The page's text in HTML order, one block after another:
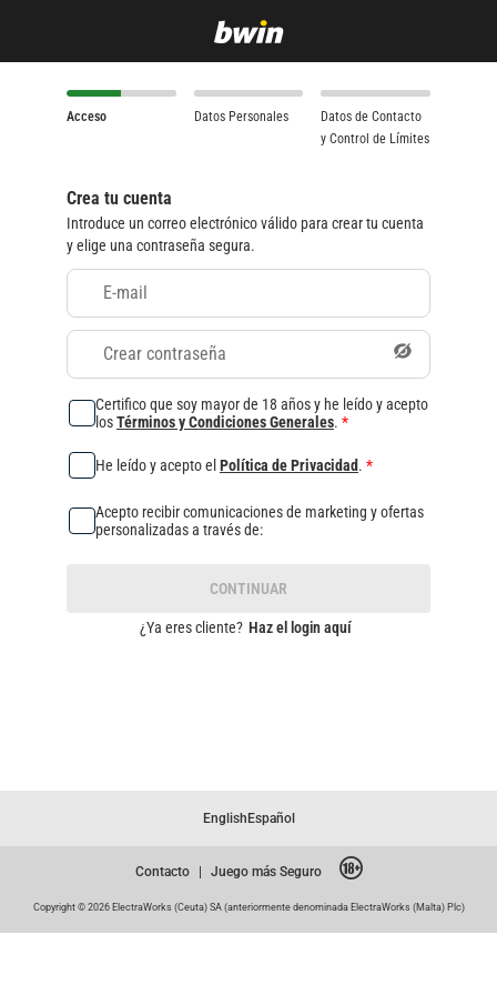
Acceso Datos Personales
Datos de Contacto
y Control de Límites
Crea tu cuenta
Introduce un correo electrónico válido para crear tu cuenta
y elige una contraseña segura.
E-mail
Crear contraseña
Certifico que soy mayor de 18 años y he leído y acepto
losTérminos y Condiciones Generales. *
He leído y acepto el Política de Privacidad. *
Acepto recibir comunicaciones de marketing y ofertas
personalizadas a través de:
CONTINUAR
¿Ya eres cliente? Haz el login aquí
English Español
Contacto Juego más Seguro
Copyright © 2026 ElectraWorks (Ceuta) SA (anteriormente denominada ElectraWorks (Malta) Plc)